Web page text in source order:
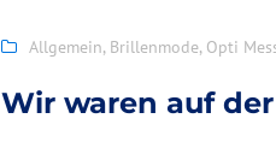
Allgemein, Brillenmode, Opti
Wir waren auf